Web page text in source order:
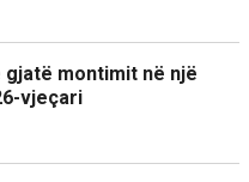
gjatë montimit në një
vjeçari